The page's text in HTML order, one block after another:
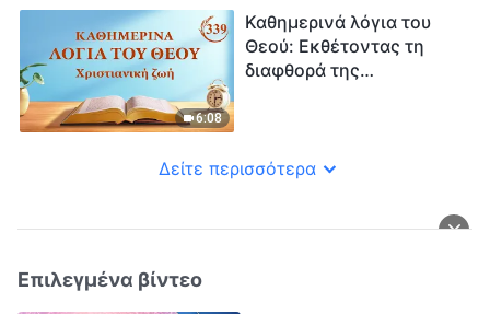
6:08
Καθημερινά λόγια του
Θεού: Εκθέτοντας τη
διαφθορά της
Δείτε περισσότερα
Επιλεγμένα βίντεο